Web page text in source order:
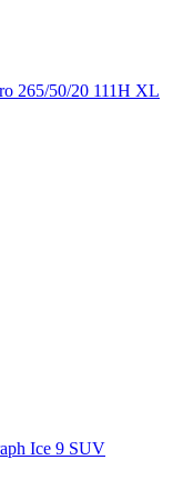
265/50/20 111H XL
Ice 9 SUV